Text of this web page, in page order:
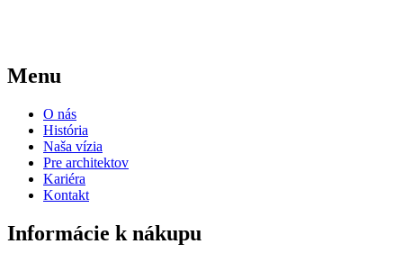
Menu
O nás
História
Naša vízia
Pre architektov
Kariéra
Kontakt
Informácie k nákupu